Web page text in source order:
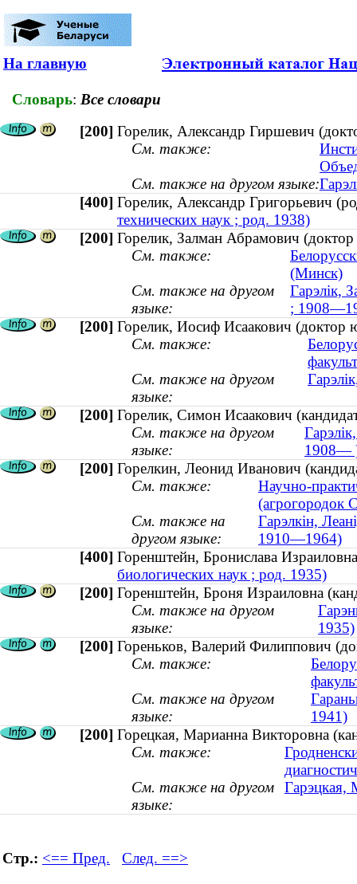
На главную
Словарь: Все словари
[200] Горелик, Александр Гиршевич
См. также:
См. также на другом языке:
[400] Горелик, Александр Григорьевич
технических наук ; род. 1938)
[200] Горелик, Залман Абрамович
См. также:
(Минск)
См. также на другом
языке:
Гарэлік,
;
[200] Горелик, Иосиф Исаакович
См. также:
См. также на другом
языке:
[200] Горелик, Симон Исаакович
См. также на другом
языке:
1908—
[200] Горелкин, Леонид Иванович
См. также:
Научно-
(агрогородок
См. также на
другом языке:
Гарэлкін,
1910—1964)
[400] Горенштейн, Бронислава
биологических наук ; род. 1935)
[200] Горенштейн, Броня Израиловна
См. также на другом
языке:
1935)
[200] Гореньков, Валерий Филиппович
См. также:
См. также на другом
языке:
1941)
[200] Горецкая, Марианна Викторовна
См. также:
См. также на другом
языке:
Гарэцкая,
Стр.: <== Пред. След. ==>